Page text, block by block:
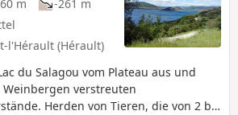
m
-261 m
l'Hérault (Hérault)
du Salagou vom Plateau aus und
verstreuten
die von 2 bis